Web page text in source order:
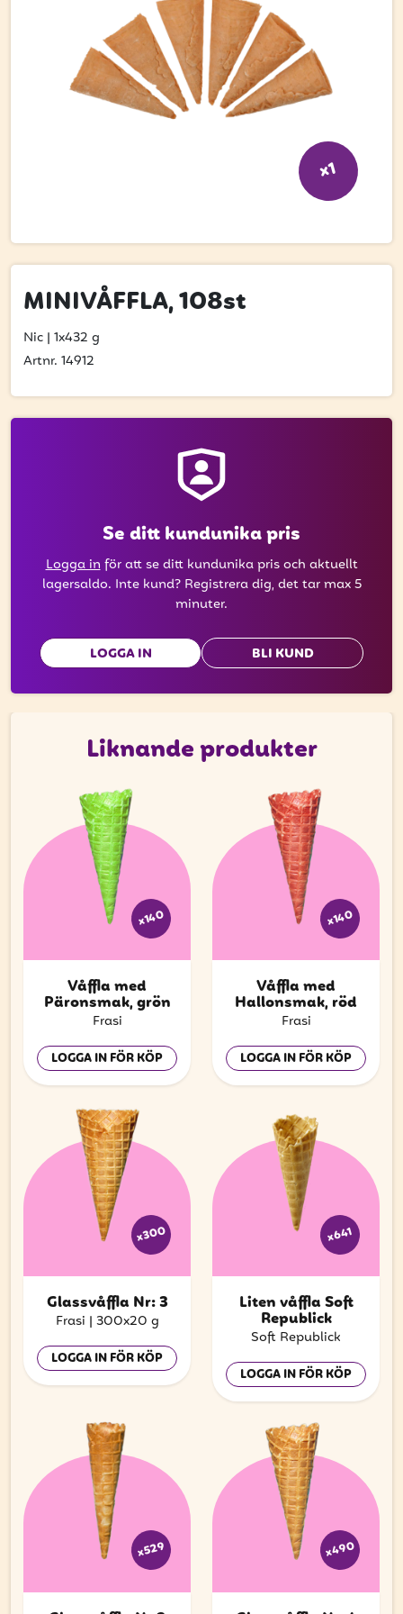
Hitta din grossist
Hållbarhet
Glassutbildningar
Vill du få erbjudanden och vara den första att
x1
MINIVÅFFLA, 108st
Nic | 1x432 g
Artnr. 14912
Se ditt kundunika pris
Logga inför att se ditt kundunika pris och aktuellt
lagersaldo. Inte kund? Registrera dig, det tar max 5
minuter.
LOGGA IN BLI KUND
Liknande produkter
x140
Våffla med
Päronsmak, grön
Frasi
LOGGA IN FÖR KÖP
x140
Våffla med
Hallonsmak, röd
Frasi
LOGGA IN FÖR KÖP
x300
Glassvåffla Nr: 3
Frasi | 300x20 g
LOGGA IN FÖR KÖP
x641
Liten våffla Soft
Republick
Soft Republick
LOGGA IN FÖR KÖP
x529 x490